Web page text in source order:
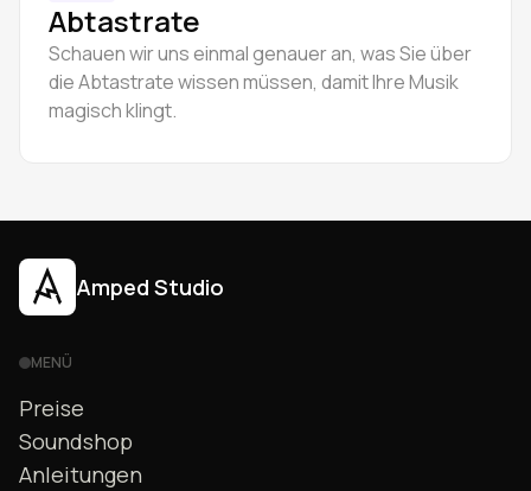
Abtastrate
Schauen wir uns einmal genauer an, was Sie über
die Abtastrate wissen müssen, damit Ihre Musik
magisch klingt.
Amped Studio
MENÜ
Preise
Soundshop
Anleitungen